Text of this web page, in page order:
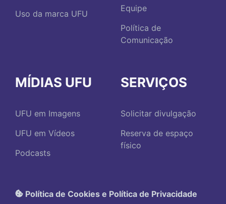
Uso da marca UFU
Equipe
Política de
Comunicação
MÍDIAS UFU
UFU em Imagens
UFU em Vídeos
Podcasts
SERVIÇOS
Solicitar divulgação
Reserva de espaço
físico
Política de Cookies e Política de Privacidade